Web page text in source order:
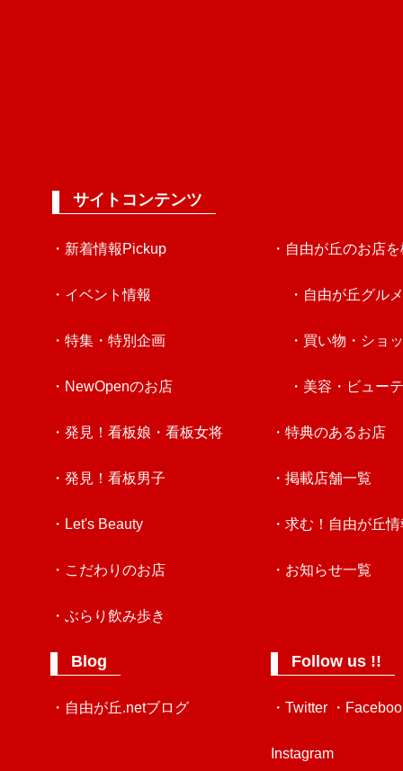
サイトコンテンツ
・新着情報Pickup
・イベント情報
・特集・特別企画
・NewOpenのお店
・発見！看板娘・看板女将
・発見！看板男子
・Let's Beauty
・こだわりのお店
・ぶらり飲み歩き
Blog
・自由が丘.netブログ
・自由が丘のお店
・自由が丘グルメ
・買い物・ショ
・美容・ビュー
・特典のあるお店
・掲載店舗一覧
・求む！自由が丘
・お知らせ一覧
Follow us !!
・Twitter ・
Instagram